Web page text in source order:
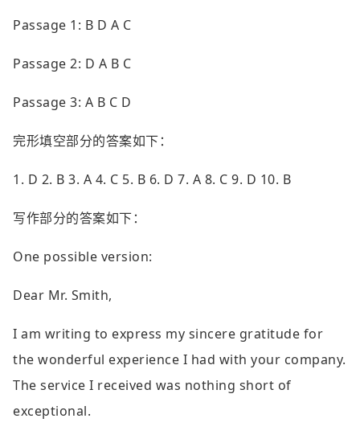
Passage 1: B D A C
Passage 2: D A B C
Passage 3: A B C D
完形填空部分的答案如下：
1. D 2. B 3. A 4. C 5. B 6. D 7. A 8. C 9. D 10. B
写作部分的答案如下：
One possible version:
Dear Mr. Smith,
I am writing to express my sincere gratitude for
the wonderful experience I had with your company.
The service I received was nothing short of
exceptional.